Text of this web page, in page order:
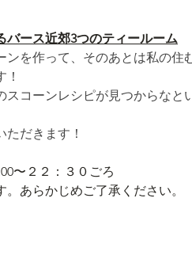
バース近郊3つのティールーム
を作って、そのあとは私の住
コーンレシピが見つからなと
だきます！
〜２２：３０ごろ
あらかじめご了承ください。